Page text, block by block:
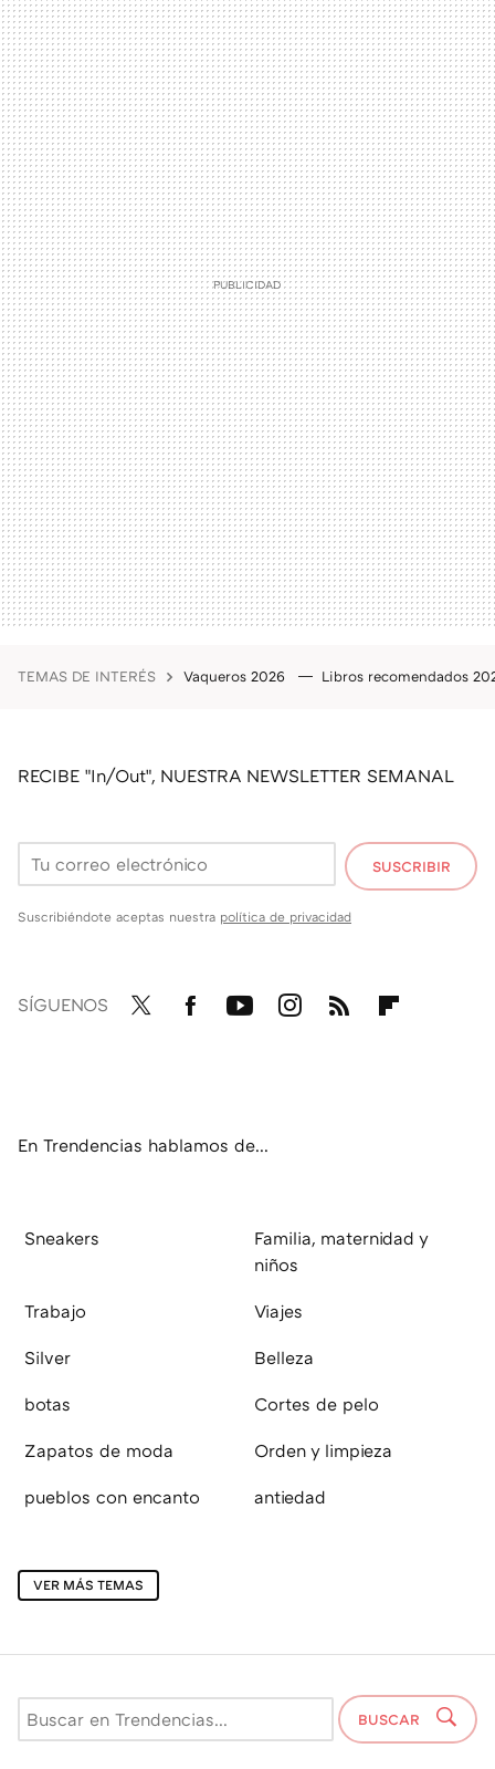
TEMAS DE INTERÉS Vaqueros 2026 Libros recomendados
RECIBE "In/Out", NUESTRA NEWSLETTER SEMANAL
SUSCRIBIR
Suscribiéndote aceptas nuestra política de privacidad
SÍGUENOS
En Trendencias hablamos de...
Sneakers
Familia, maternidad y
niños
Trabajo Viajes
Silver Belleza
botas Cortes de pelo
Zapatos de moda Orden y limpieza
pueblos con encanto antiedad
VER MÁS TEMAS
BUSCAR